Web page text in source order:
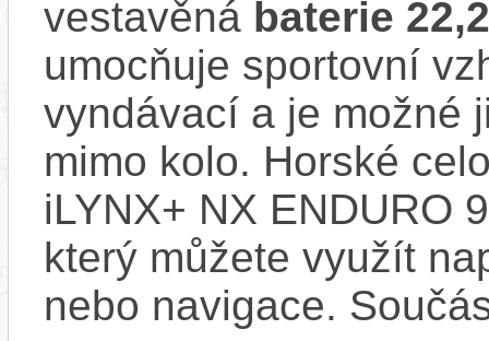
vestavěná baterie
umocňuje sportovní
vyndávací a je možné
mimo kolo. Horské
iLYNX+ NX ENDURO
který můžete využít
nebo navigace.